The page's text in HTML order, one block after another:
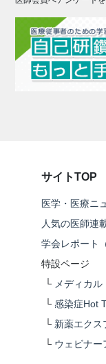
サイトTOP
医学・医療ニ
人気の医師連
学会レポート
特設ページ
└ メディカ
└ 感染症Hot
└ 新薬エクス
└ ウェビナー